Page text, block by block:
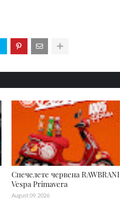
Спечелете червена RAWBRANI
Vespa Primavera
August 09, 2026